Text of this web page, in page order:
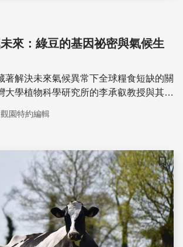
來：綠豆的基因祕密與氣候生
著解決未來氣候異常下全球糧食短缺的關
大學植物科學研究所的李承叡教授與其團
千年的馴化與傳播，從只能在潮濕、多雨
綠豆演化出了一些能夠抵抗惡劣環境的基
園特約編輯
儲存